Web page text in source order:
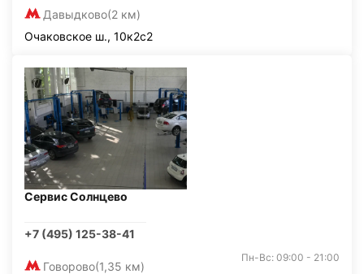
Давыдково(2 км)
Очаковское ш., 10к2с2
Сервис Солнцево
+7 (495) 125-38-41
Говорово(1,35 км)
Пн-Вс: 09:00 - 21:00